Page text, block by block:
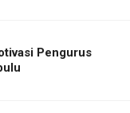
Pengurus